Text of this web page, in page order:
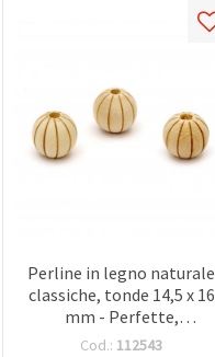
Perline in legno naturale
classiche, tonde 14,5 x 16
mm - Perfette,
hobbistica e decorazioni,
Cod.: 112543